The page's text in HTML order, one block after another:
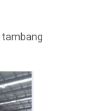
tambang